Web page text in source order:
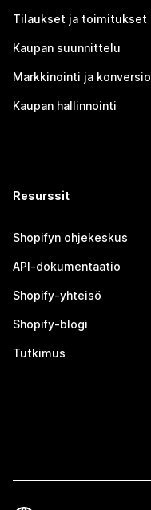
Tilaukset ja toimitukset
Kaupan suunnittelu
Markkinointi ja konversio
Kaupan hallinnointi
Resurssit
Shopifyn ohjekeskus
API-dokumentaatio
Shopify-yhteisö
Shopify-blogi
Tutkimus